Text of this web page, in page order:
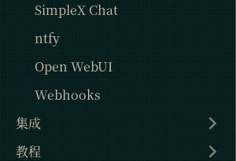
SimpleX Chat
ntfy
Open WebUI
Webhooks
集成
教程